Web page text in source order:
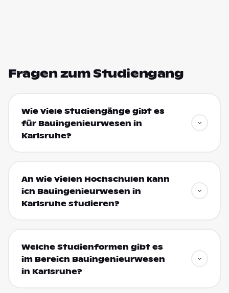
Fragen zum Studiengang
Wie viele Studiengänge gibt es
für Bauingenieurwesen in
Karlsruhe?
An wie vielen Hochschulen kann
ich Bauingenieurwesen in
Karlsruhe studieren?
Welche Studienformen gibt es
im Bereich Bauingenieurwesen
in Karlsruhe?